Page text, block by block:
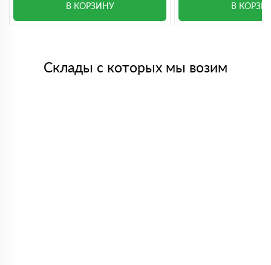
В КОРЗИНУ В
Склады с которых мы возим